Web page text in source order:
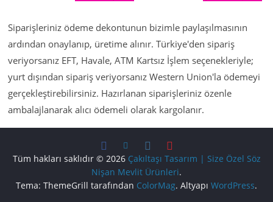
Siparişleriniz ödeme dekontunun bizimle paylaşılmasının
ardından onaylanıp, üretime alınır. Türkiye'den sipariş
veriyorsanız EFT, Havale, ATM Kartsız İşlem seçenekleriyle;
yurt dışından sipariş veriyorsanız Western Union'la ödemeyi
gerçekleştirebilirsiniz. Hazırlanan siparişleriniz özenle
ambalajlanarak alıcı ödemeli olarak kargolanır.
Tüm hakları saklıdır © 2026 Çakıltaşı Tasarım | Size Özel Söz
Nişan Mevlit Ürünleri.
Tema: ThemeGrill tarafından ColorMag. Altyapı WordPress.